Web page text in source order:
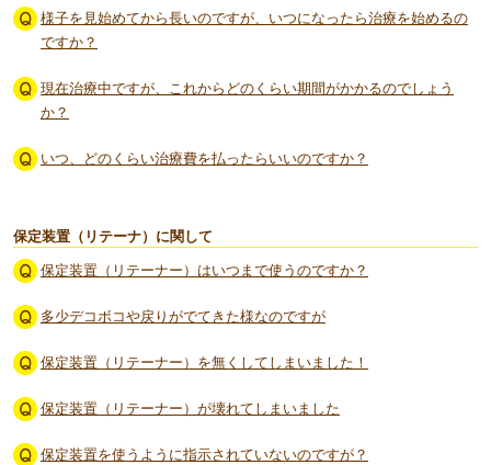
様子を見始めてから長いのですが、いつになったら治療を始めるの
ですか？
現在治療中ですが、これからどのくらい期間がかかるのでしょう
か？
いつ、どのくらい治療費を払ったらいいのですか？
保定装置（リテーナ）に関して
保定装置（リテーナー）はいつまで使うのですか？
多少デコボコや戻りがでてきた様なのですが
保定装置（リテーナー）を無くしてしまいました！
保定装置（リテーナー）が壊れてしまいました
保定装置を使うように指示されていないのですが？